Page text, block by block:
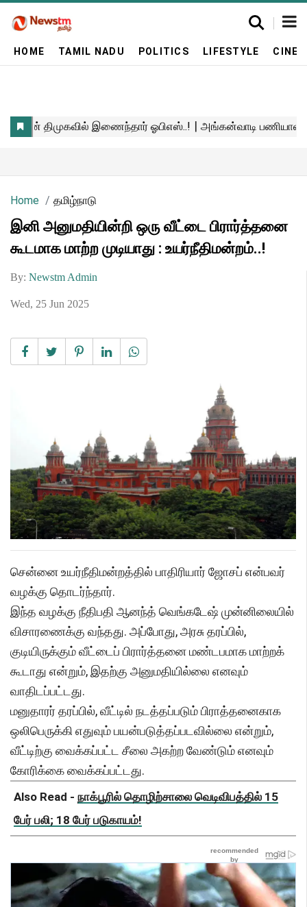
HOME TAMIL NADU POLITICS LIFESTYLE
Home தமிழ்நாடு
இனி அனுமதியின்றி ஒரு வீட்டை பிரார்த்தனை
கூடமாக மாற்ற முடியாது : உயர்நீதிமன்றம்..!
By: Newstm Admin
Wed, 25 Jun 2025
சென்னை உயர்நீதிமன்றத்தில் பாதிரியார் ஜோசப் என்பவர்
வழக்கு தொடர்ந்தார்.
இந்த வழக்கு நீதிபதி ஆனந்த் வெங்கடேஷ் முன்னிலையில்
விசாரணைக்கு வந்தது. அப்போது, அரசு தரப்பில்,
குடியிருக்கும் வீட்டைப் பிரார்த்தனை மண்டபமாக மாற்றக்
கூடாது என்றும், இதற்கு அனுமதியில்லை எனவும்
வாதிடப்பட்டது.
மனுதாரர் தரப்பில், வீட்டில் நடத்தப்படும் பிராத்தனைகாக
ஒலிபெருக்கி எதுவும் பயன்படுத்தப்படவில்லை என்றும்,
வீட்டிற்கு வைக்கப்பட்ட சீலை அகற்ற வேண்டும் எனவும்
கோரிக்கை வைக்கப்பட்டது.
Also Read - நாக்பூரில் தொழிற்சாலை வெடிவிபத்தில் 15
பேர் பலி; 18 பேர் படுகாயம்!